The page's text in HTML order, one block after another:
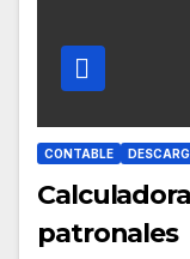
CONTABLE
patronales